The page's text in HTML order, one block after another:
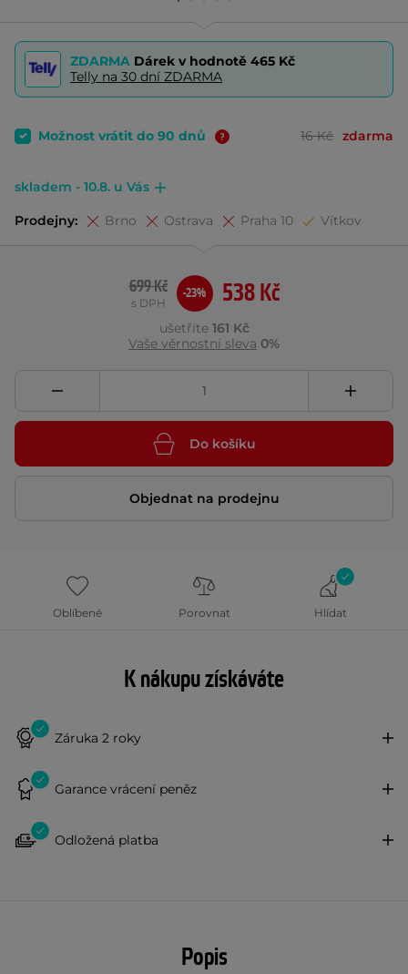
ZDARMA Dárek v hodnotě 465 Kč
Telly na 30 dní ZDARMA
Možnost vrátit do 90 dnů 16 Kč zdarma
skladem - 10.8. u Vás
Prodejny: Brno Ostrava Praha 10 Vítkov
538 Kč
699 Kč
s DPH
-23%
ušetříte 161 Kč
Vaše věrnostní sleva 0%
Do košíku
Objednat na prodejnu
Oblíbené Porovnat Hlídat
K nákupu získáváte
Záruka 2 roky
Garance vrácení peněz
Odložená platba
Popis